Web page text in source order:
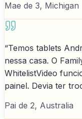
Mae de 3, Michigan
“Temos tablets
nessa casa. O
WhitelistVideo
painel. Devia ter
Pai de 2, Australia